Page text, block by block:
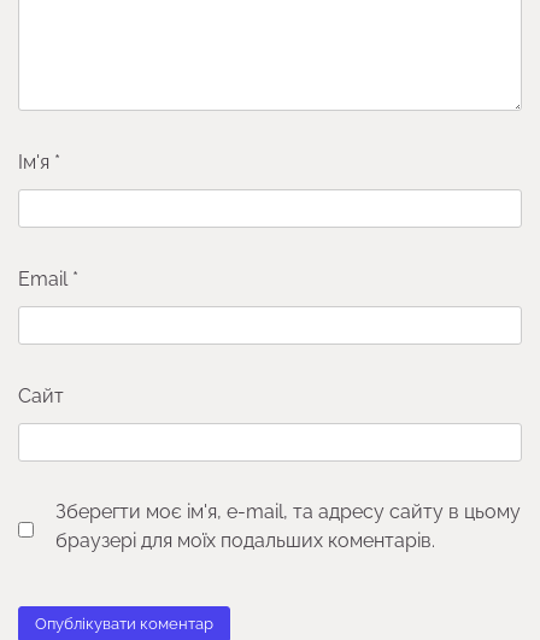
Ім'я *
Email *
Сайт
Зберегти моє ім'я, e-mail, та адресу сайту в цьому
браузері для моїх подальших коментарів.